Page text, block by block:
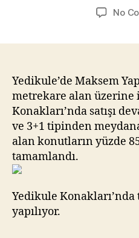
No
Yedikule’de Maksem
metrekare alan üzerine
Konakları’nda satışı
ve 3+1 tipinden
alan konutların yüzde
tamamlandı.
Yedikule
yapılıyor.